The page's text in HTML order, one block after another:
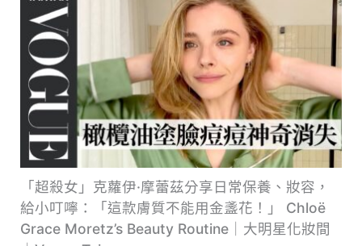
「超殺女」克蘿伊·摩蕾茲分享日常保養、妝容，
給小叮嚀：「這款膚質不能用金盞花！」 Chloë
Grace Moretz’s Beauty Routine｜大明星化妝間